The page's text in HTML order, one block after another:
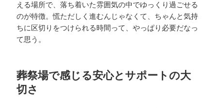
える場所で、落ち着いた雰囲気の中でゆっくり過ごせる
のが特徴。慌ただしく進むんじゃなくて、ちゃんと気持
ちに区切りをつけられる時間って、やっぱり必要だなっ
て思う。
葬祭場で感じる安心とサポートの大
切さ